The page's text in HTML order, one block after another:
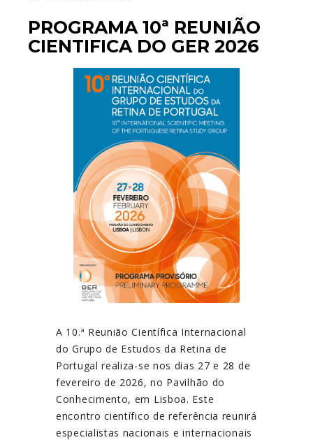
PROGRAMA 10ª REUNIÃO
CIENTIFICA DO GER 2026
A 10.ª Reunião Científica Internacional
do Grupo de Estudos da Retina de
Portugal realiza-se nos dias 27 e 28 de
fevereiro de 2026, no Pavilhão do
Conhecimento, em Lisboa. Este
encontro científico de referência reunirá
especialistas nacionais e internacionais